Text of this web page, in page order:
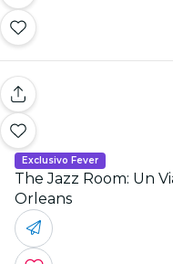
Exclusivo Fever
The Jazz Room: Un
Orleans